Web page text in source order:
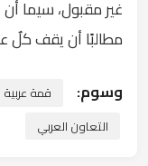
غير مقبول، سيما
مطالبًا أن يقف كلٌ
وسوم: قمة عربية
التعاون العربي